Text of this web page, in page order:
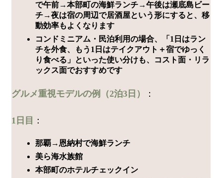
で午前→本部町の海鮮ランチ→午後は瀬底島ビー
チ→夜は宿の周辺で居酒屋という形にすると、移
動効率もよくなります
コンドミニアム・民泊利用の場合、「1日はラン
チを外食、もう1日はテイクアウト＋宿でゆっく
り食べる」といった使い分けも、コスト面・リラ
ックス面でおすすめです
グルメ重視モデルの例（2泊3日） ：
1日目 ：
那覇→恩納村で海鮮ランチ
美ら海水族館
本部町のホテルチェックイン